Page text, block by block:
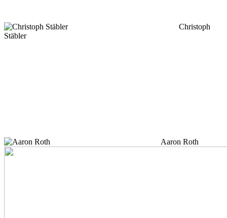
Christoph
Stäbler
Aaron Roth